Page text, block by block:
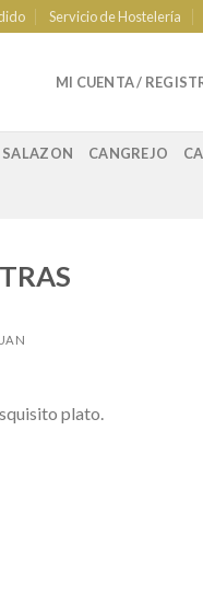
Servicio de Hostelería
MI CUENTA /
SALAZON CANGREJO
plato.